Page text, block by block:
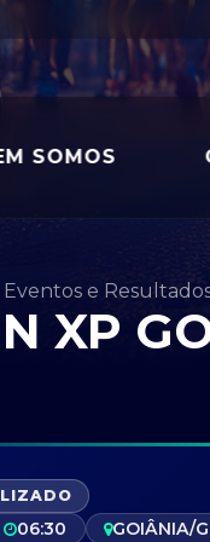
SOMOS
Eventos e
XP
06:30 GOIÂNIA/